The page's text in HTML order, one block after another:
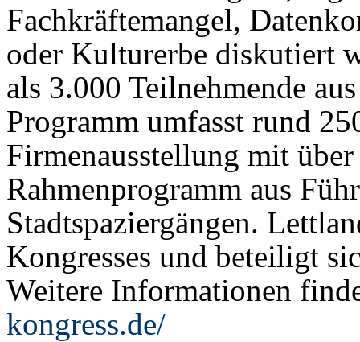
Fachkräftemangel,
oder Kulturerbe diskutiert
als 3.000 Teilnehmende
Programm umfasst rund
Firmenausstellung mit
Rahmenprogramm aus
Stadtspaziergängen.
Kongresses und beteiligt
Weitere Informationen
kongress.de/